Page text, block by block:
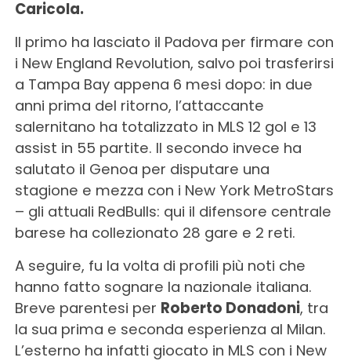
Caricola.
Il primo ha lasciato il Padova per firmare con
i New England Revolution, salvo poi trasferirsi
a Tampa Bay appena 6 mesi dopo: in due
anni prima del ritorno, l’attaccante
salernitano ha totalizzato in MLS 12 gol e 13
assist in 55 partite. Il secondo invece ha
salutato il Genoa per disputare una
stagione e mezza con i New York MetroStars
– gli attuali RedBulls: qui il difensore centrale
barese ha collezionato 28 gare e 2 reti.
A seguire, fu la volta di profili più noti che
hanno fatto sognare la nazionale italiana.
Breve parentesi per Roberto Donadoni, tra
la sua prima e seconda esperienza al Milan.
L’esterno ha infatti giocato in MLS con i New